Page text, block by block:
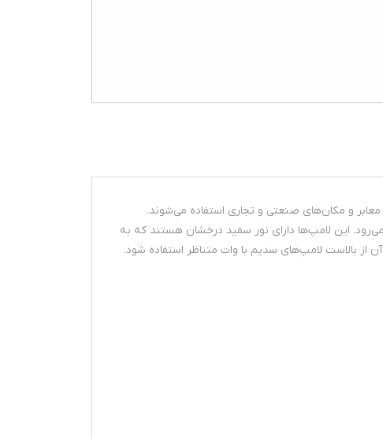
این لامپ‌ها دارای نور سفید درخشان هستند که به
از بالاست لامپ‌های سدیم با وات متناظر استفاده شود.